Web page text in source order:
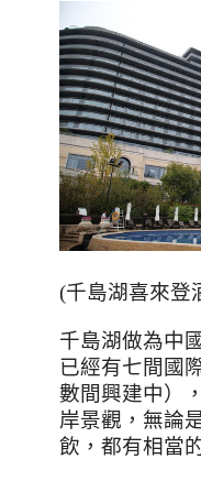
(千島湖喜來登
千島湖做為中
已經有七間國
數間興建中）
岸景觀，無論
飲，都有相當